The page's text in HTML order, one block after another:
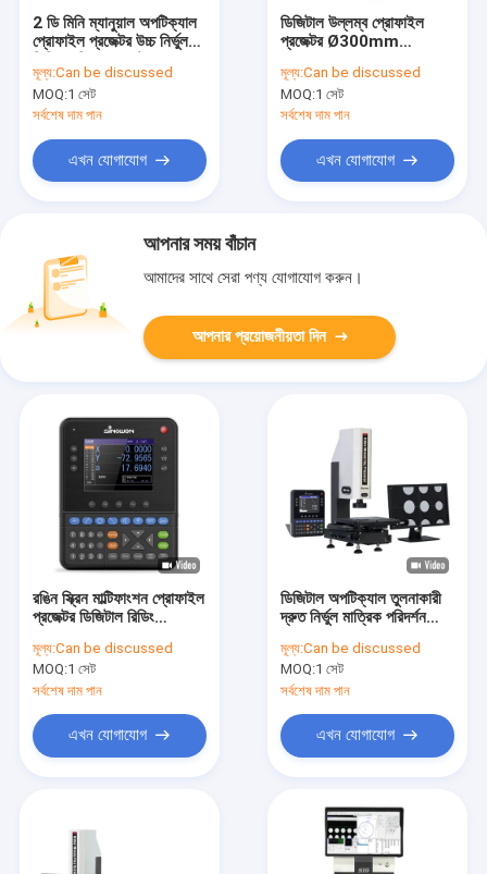
2 ডি মিনি ম্যানুয়াল অপটিক্যাল
প্রোফাইল প্রজেক্টর উচ্চ নির্ভুলতা
মূল্য:Can be discussed
MOQ:1 সেট
সর্বশেষ দাম পান
এখন যোগাযোগ
ডিজিটাল উল্লম্ব প্রোফাইল
প্রজেক্টর Ø300mm
50X লেন্স
মূল্য:Can be discussed
MOQ:1 সেট
সর্বশেষ দাম পান
এখন যোগাযোগ
আপনার সময় বাঁচান
আমাদের সাথে সেরা পণ্য যোগাযোগ করুন।
আপনার প্রয়োজনীয়তা দিন
রঙিন স্ক্রিন মাল্টিফাংশন প্রোফাইল
প্রজেক্টর ডিজিটাল রিডিং
মূল্য:Can be discussed
MOQ:1 সেট
সর্বশেষ দাম পান
এখন যোগাযোগ
ডিজিটাল অপটিক্যাল তুলনাকারী
দ্রুত নির্ভুল মাত্রিক পরিদর্শন
মূল্য:Can be discussed
MOQ:1 সেট
সর্বশেষ দাম পান
এখন যোগাযোগ